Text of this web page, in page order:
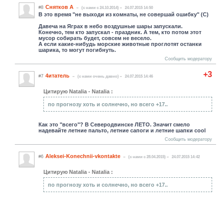
#8 Снятков А (c нами с 24.10.2014) 24.07.2015 14:50
В это время "не выходи из комнаты, не совершай ошибку" (С)
Давеча на Яграх в небо воздушные шары запускали.
Конечно, тем кто запускал - праздник. А тем, кто потом этот
мусор собирать будет, совсем не весело.
А если какие-нибудь морские животные проглотят останки
шарика, то могут погибнуть.
Сообщить модератору
+3
#7 4итатель (c нами очень давно) 24.07.2015 14:46
Цитирую Natalia - Natalia :
по прогнозу хоть и солнечно, но всего +17..
Как это "всего"? В Северодвинске ЛЕТО. Значит смело
надевайте летние пальто, летние сапоги и летние шапки cool
Сообщить модератору
#6 Aleksei-Konechnii-vkontakte (c нами с 28.04.2015) 24.07.2015 14:42
Цитирую Natalia - Natalia :
по прогнозу хоть и солнечно, но всего +17..